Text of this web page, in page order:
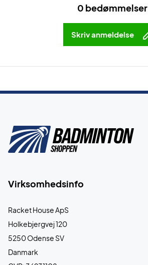
0 bedømmelser
Skriv anmeldelse
Virksomhedsinfo
Racket House ApS
Holkebjergvej 120
5250 Odense SV
Danmark